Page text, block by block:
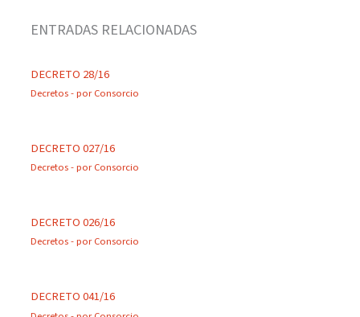
ENTRADAS RELACIONADAS
DECRETO 28/16
Decretos- por Consorcio
DECRETO 027/16
Decretos- por Consorcio
DECRETO 026/16
Decretos- por Consorcio
DECRETO 041/16